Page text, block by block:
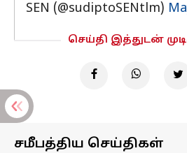
SEN (@sudiptoSENtlm)
செய்தி இத்துடன்
சமீபத்திய செய்திகள்